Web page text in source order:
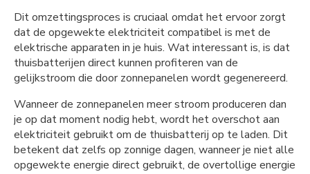
Dit omzettingsproces is cruciaal omdat het ervoor zorgt
dat de opgewekte elektriciteit compatibel is met de
elektrische apparaten in je huis. Wat interessant is, is dat
thuisbatterijen direct kunnen profiteren van de
gelijkstroom die door zonnepanelen wordt gegenereerd.
Wanneer de zonnepanelen meer stroom produceren dan
je op dat moment nodig hebt, wordt het overschot aan
elektriciteit gebruikt om de thuisbatterij op te laden. Dit
betekent dat zelfs op zonnige dagen, wanneer je niet alle
opgewekte energie direct gebruikt, de overtollige energie